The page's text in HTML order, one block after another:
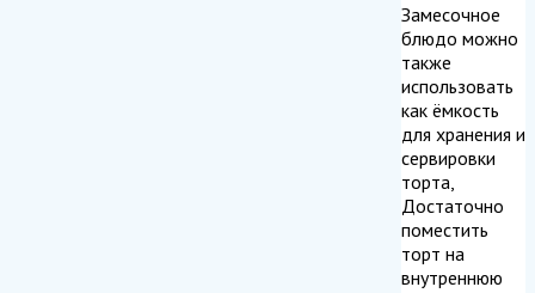
Замесочное
блюдо можно
также
использовать
как ёмкость
для хранения и
сервировки
торта,
Достаточно
поместить
торт на
внутреннюю